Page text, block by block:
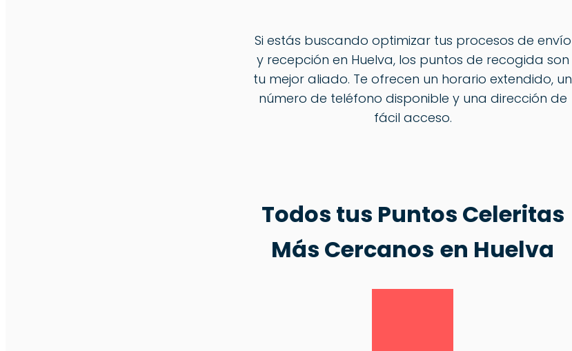
Si estás buscando optimizar tus procesos de envío
y recepción en Huelva, los puntos de recogida son
tu mejor aliado. Te ofrecen un horario extendido, un
número de teléfono disponible y una dirección de
fácil acceso.
Todos tus Puntos Celeritas
Más Cercanos en Huelva